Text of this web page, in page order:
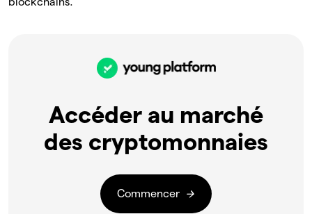
Accéder au marché
des cryptomonnaies
Commencer